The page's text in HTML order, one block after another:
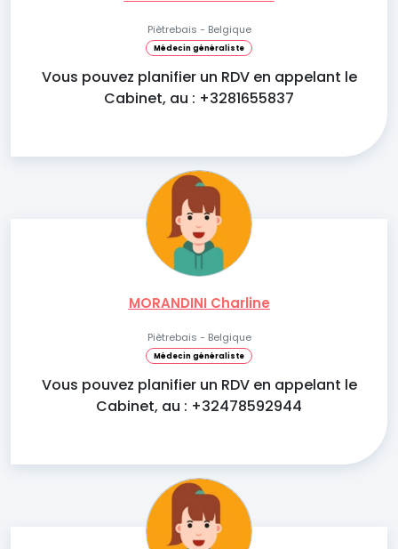
Piètrebais - Belgique
Médecin généraliste
Vous pouvez planifier un RDV en appelant le
Cabinet, au : +3281655837
MORANDINI Charline
Piètrebais - Belgique
Médecin généraliste
Vous pouvez planifier un RDV en appelant le
Cabinet, au : +32478592944